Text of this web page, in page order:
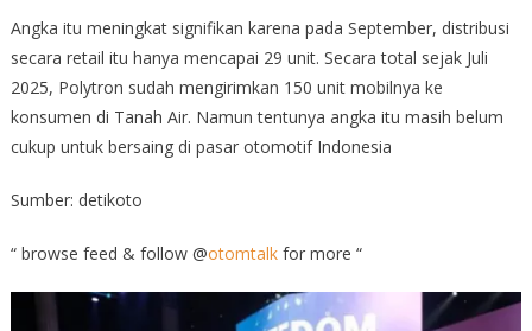
Angka itu meningkat signifikan karena pada September, distribusi
secara retail itu hanya mencapai 29 unit. Secara total sejak Juli
2025, Polytron sudah mengirimkan 150 unit mobilnya ke
konsumen di Tanah Air. Namun tentunya angka itu masih belum
cukup untuk bersaing di pasar otomotif Indonesia
Sumber: detikoto
“ browse feed & follow @otomtalkfor more “